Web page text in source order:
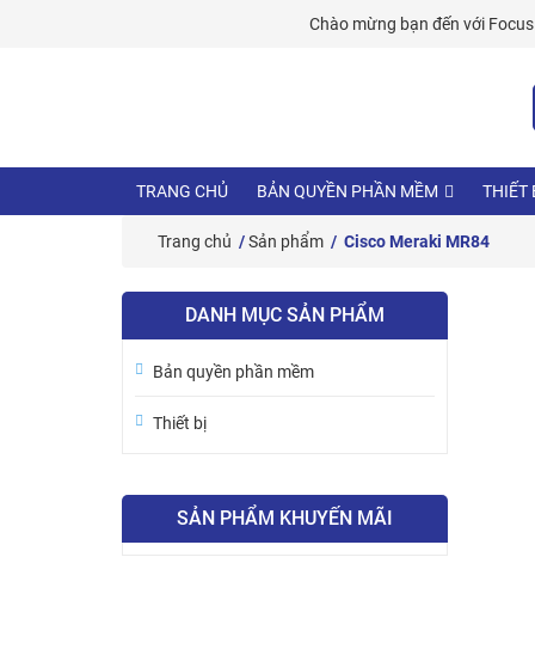
Chào mừng bạn đến với Focus
TRANG CHỦ BẢN QUYỀN PHẦN MỀM THIẾT
Trang chủ /Sản phẩm / Cisco Meraki MR84
DANH MỤC SẢN PHẨM
Bản quyền phần mềm
Thiết bị
SẢN PHẨM KHUYẾN MÃI